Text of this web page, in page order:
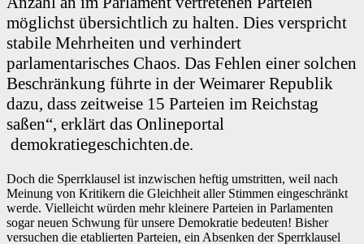
möglichst übersichtlich zu halten. Dies verspricht
stabile Mehrheiten und verhindert
parlamentarisches Chaos. Das Fehlen einer solchen
Beschränkung führte in der Weimarer Republik
dazu, dass zeitweise 15 Parteien im Reichstag
saßen“, erklärt das Onlineportal
demokratiegeschichten.de.
Doch die Sperrklausel ist inzwischen heftig umstritten, weil nach
Meinung von Kritikern die Gleichheit aller Stimmen eingeschränkt
werde. Vielleicht würden mehr kleinere Parteien in Parlamenten
sogar neuen Schwung für unsere Demokratie bedeuten! Bisher
versuchen die etablierten Parteien, ein Absenken der Sperrklausel